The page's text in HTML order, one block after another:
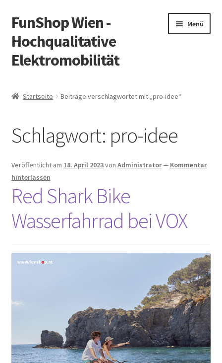
Zur
Navigation
springen
Zum
Inhalt
springen
FunShop Wien -
Hochqualitative
Elektromobilität
Menü
Vorsicht Internetbetrug
Über FunShop
öffnen
Impressum
Zum Onlineshop in der Web Version
Startseite Beiträge verschlagwortet mit „pro-idee“
Schlagwort: pro-idee
Veröffentlicht am 18. April 2023von Administrator— Kommentar
hinterlassen
Red Shark Bike
Wasserfahrrad bei VOX